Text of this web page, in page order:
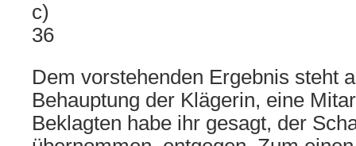
c)
36
Dem vorstehenden Ergebnis steht
Behauptung der Klägerin, eine
Beklagten habe ihr gesagt, der